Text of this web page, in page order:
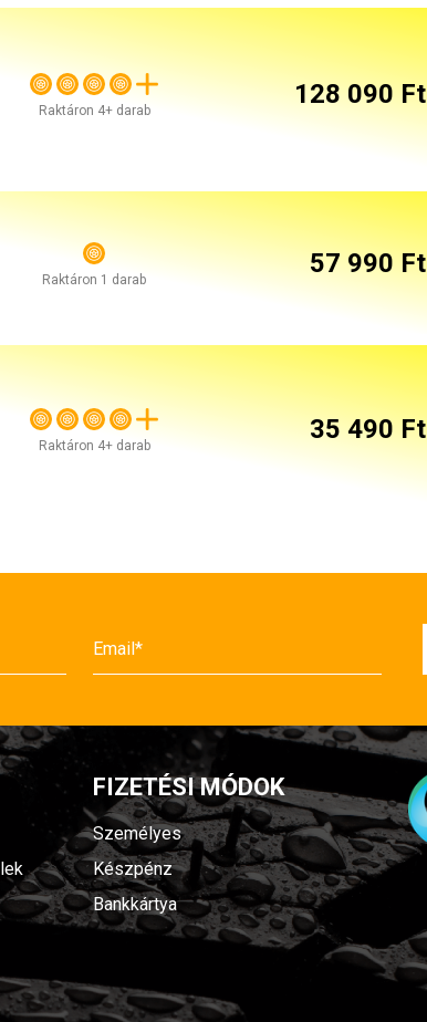
Raktáron 4+ darab
128 090 Ft
Raktáron 1 darab
57 990 Ft
Raktáron 4+ darab
35 490 Ft
FIZETÉSI MÓDOK
Személyes
Készpénz
Bankkártya